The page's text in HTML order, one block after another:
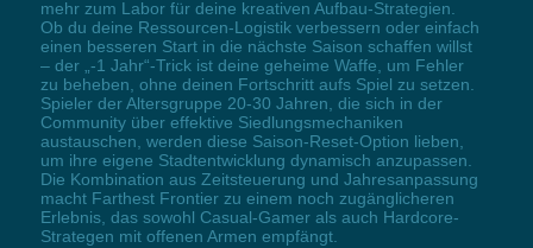
mehr zum Labor für deine kreativen Aufbau-Strategien.
Ob du deine Ressourcen-Logistik verbessern oder einfach
einen besseren Start in die nächste Saison schaffen willst
– der „-1 Jahr“-Trick ist deine geheime Waffe, um Fehler
zu beheben, ohne deinen Fortschritt aufs Spiel zu setzen.
Spieler der Altersgruppe 20-30 Jahren, die sich in der
Community über effektive Siedlungsmechaniken
austauschen, werden diese Saison-Reset-Option lieben,
um ihre eigene Stadtentwicklung dynamisch anzupassen.
Die Kombination aus Zeitsteuerung und Jahresanpassung
macht Farthest Frontier zu einem noch zugänglicheren
Erlebnis, das sowohl Casual-Gamer als auch Hardcore-
Strategen mit offenen Armen empfängt.